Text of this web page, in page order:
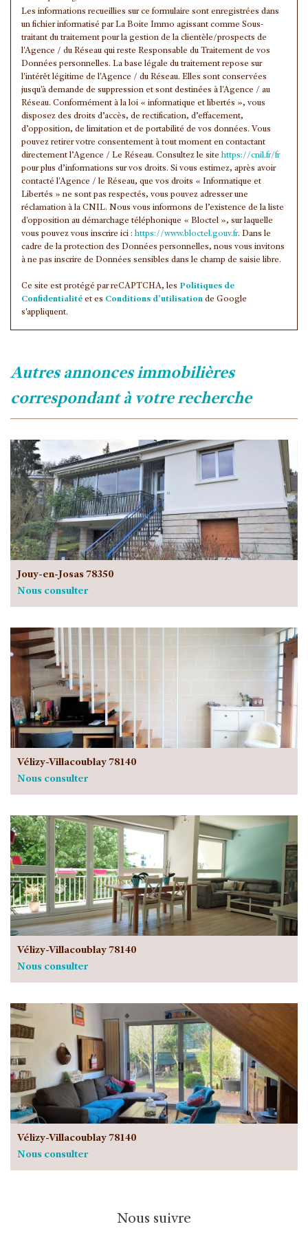
Familles avec 1 ou 2 enfants 47,93 %
Maisons 47,65 %
Appartements 52,35 %
Familles avec 3 enfants 6,94 %
Les informations recueillies sur ce formulaire sont enregistrées dans
un fichier informatisé par La Boite Immo agissant comme Sous-
traitant du traitement pour la gestion de la clientèle/prospects de
l'Agence / du Réseau qui reste Responsable du Traitement de vos
Données personnelles. La base légale du traitement repose sur
l'intérêt légitime de l'Agence / du Réseau. Elles sont conservées
jusqu'à demande de suppression et sont destinées à l'Agence / au
Réseau. Conformément à la loi « informatique et libertés », vous
disposez des droits d’accès, de rectification, d’effacement,
d’opposition, de limitation et de portabilité de vos données. Vous
pouvez retirer votre consentement à tout moment en contactant
directement l’Agence / Le Réseau. Consultez le site https://cnil.fr/fr
pour plus d’informations sur vos droits. Si vous estimez, après avoir
contacté l'Agence / le Réseau, que vos droits « Informatique et
Libertés » ne sont pas respectés, vous pouvez adresser une
réclamation à la CNIL. Nous vous informons de l’existence de la liste
d'opposition au démarchage téléphonique « Bloctel », sur laquelle
vous pouvez vous inscrire ici : https://www.bloctel.gouv.fr. Dans le
cadre de la protection des Données personnelles, nous vous invitons
à ne pas inscrire de Données sensibles dans le champ de saisie libre.
Ce site est protégé par reCAPTCHA, les Politiques de
Confidentialité et es Conditions d'utilisation de Google
s'appliquent.
autres annonces immobilières
correspondant à votre recherche
Jouy-en-Josas 78350
Nous consulter
Vélizy-Villacoublay 78140
Nous consulter
Vélizy-Villacoublay 78140
Nous consulter
Vélizy-Villacoublay 78140
Nous consulter
Nous suivre